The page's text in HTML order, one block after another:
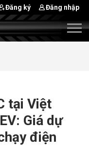
Đăng ký Đăng nhập
tại Việt
Giá dự
điện